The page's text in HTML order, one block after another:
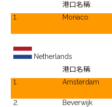
港口名稱:
1.
Monaco
Netherlands
港口名稱:
1.
Amsterdam
2.
Beverwijk